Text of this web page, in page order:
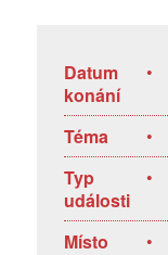
Datum
konání
•
Téma •
Typ
události
•
Místo •